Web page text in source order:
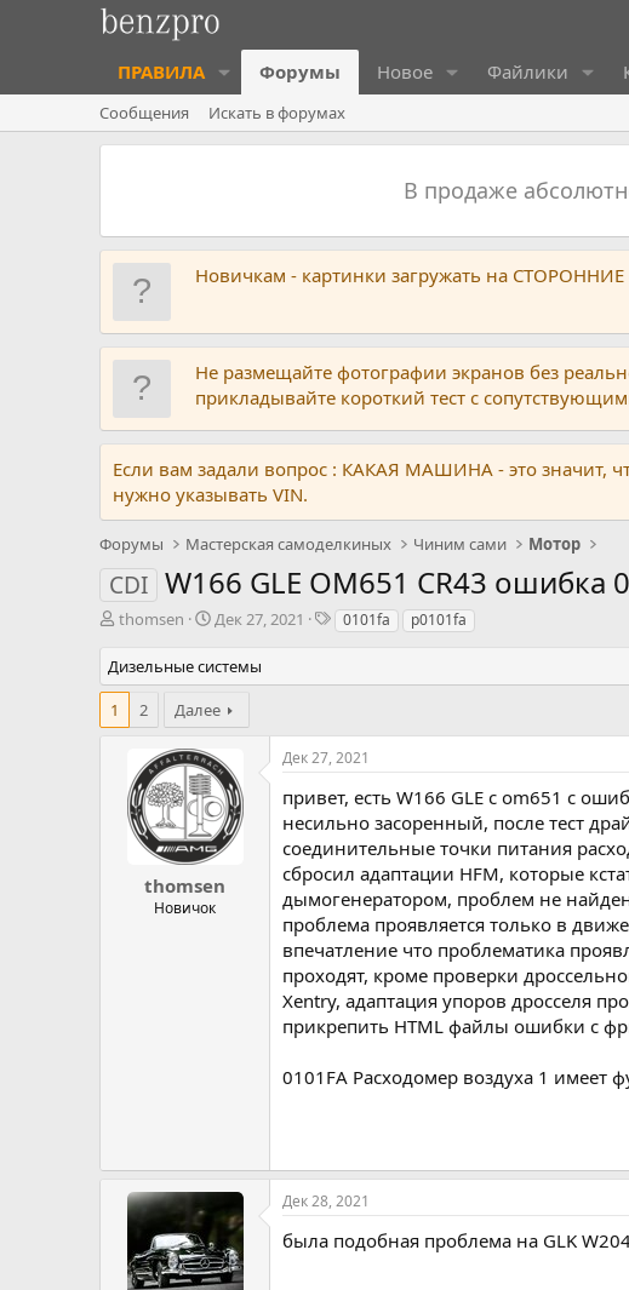
ПРАВИЛА Форумы Новое Файлики
Сообщения Искать в форумах
В продаже
Новичкам - картинки загружать на
Не размещайте фотографии экранов без
прикладывайте короткий тест с
Если вам задали вопрос : КАКАЯ МАШИНА - это значит,
нужно указывать VIN.
Форумы Мастерская самоделкиных Чиним сами Мотор
CDI W166 GLE OM651 CR43 ошибка
А
т
о
т
ы
thomsen
Д
т
а
н
а
а
л
а
Дек 27, 2021
Т
и
0101fa p0101fa
Дизельные системы
1
2 Далее
thomsen
Новичок
Дек 27, 2021
привет, есть W166 GLE с om651 с
несильно засоренный, после тест
соединительные точки питания
сбросил адаптации HFM, которые
дымогенератором, проблем не
проблема проявляется только в
впечатление что проблематика
проходят, кроме проверки
Xentry, адаптация упоров дросселя
прикрепить HTML файлы ошибки с
0101FA Расходомер воздуха 1 имеет
Дек 28, 2021
была подобная проблема на GLK